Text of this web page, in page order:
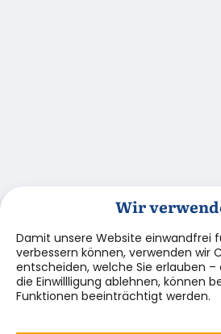
Wir
Damit unsere Website einwandfrei
verbessern können, verwenden wir
entscheiden, welche Sie erlauben –
die Einwillligung ablehnen, können
Funktionen beeinträchtigt werden.